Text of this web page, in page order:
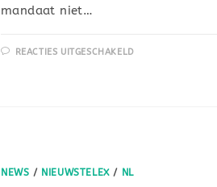
mandaat niet…
REACTIES UITGESCHAKELD
NEWS / NIEUWSTELEX/ NL